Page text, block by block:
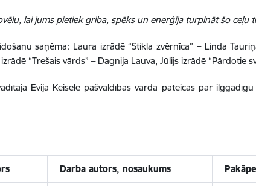
lai jums pietiek griba, spēks un enerģija turpināt šo ceļu
saņēma: Laura izrādē “Stikla zvērnīca” – Linda
“Trešais vārds” – Dagnija Lauva, Jūlijs izrādē “Pārdotie
Evija Keisele pašvaldības vārdā pateicās par
Darba autors, nosaukums Pakāpe